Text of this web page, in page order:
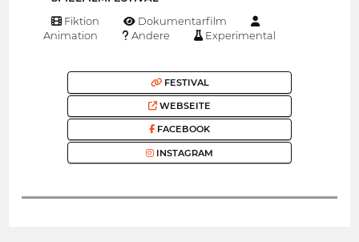
Fiktion
Dokumentarfilm
Animation
Andere Experimental
FESTIVAL
WEBSEITE
FACEBOOK
INSTAGRAM